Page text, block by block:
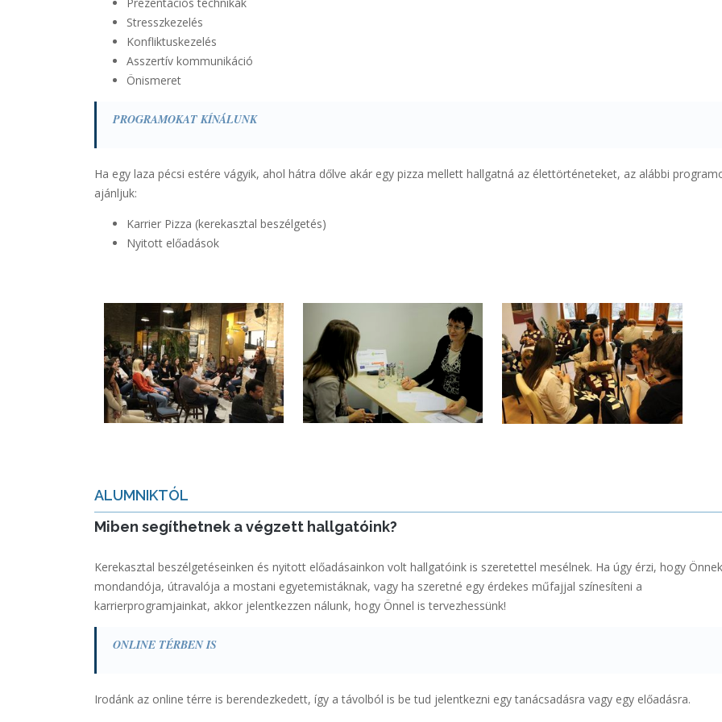
Stresszkezelés
Konfliktuskezelés
Asszertív kommunikáció
Önismeret
PROGRAMOKAT KÍNÁLUNK
Ha egy laza pécsi estére vágyik, ahol hátra dőlve akár egy pizza mellett hallgatná az élettörténeteket, az alábbi
ajánljuk:
Karrier Pizza (kerekasztal beszélgetés)
Nyitott előadások
ALUMNIKTÓL
Miben segíthetnek a végzett hallgatóink?
Kerekasztal beszélgetéseinken és nyitott előadásainkon volt hallgatóink is szeretettel mesélnek. Ha úgy érzi, hogy
mondandója, útravalója a mostani egyetemistáknak, vagy ha szeretné egy érdekes műfajjal színesíteni a
karrierprogramjainkat, akkor jelentkezzen nálunk, hogy Önnel is tervezhessünk!
ONLINE TÉRBEN IS
Irodánk az online térre is berendezkedett, így a távolból is be tud jelentkezni egy tanácsadásra vagy egy előadásra.